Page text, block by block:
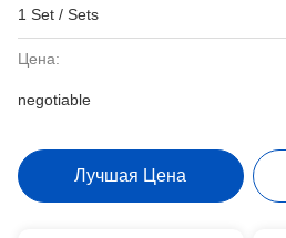
1 Set / Sets
Цена:
negotiable
Лучшая Цена